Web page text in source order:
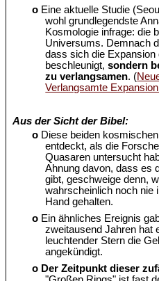
o Eine aktuelle Studie
wohl grundlegendste
Kosmologie infrage: die
Universums. Demnach
dass sich die
beschleunigt,sondern
zu verlangsamen. (
Verlangsamte
Aus der Sicht der Bibel:
o Diese beiden
entdeckt, als die
Quasaren untersucht
Ahnung davon, dass es
gibt, geschweige denn,
wahrscheinlich noch nie
Hand gehalten.
o Ein ähnliches Ereignis
zweitausend Jahren hat
leuchtender Stern die
angekündigt.
o Der Zeitpunkt dieser